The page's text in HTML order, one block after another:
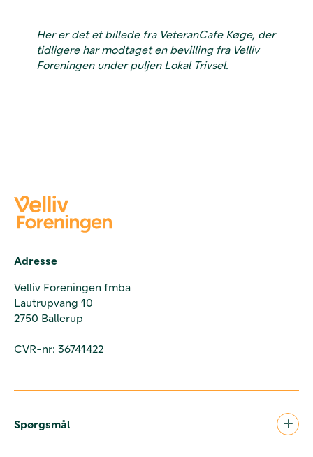
Her er det et billede fra VeteranCafe Køge, der
tidligere har modtaget en bevilling fra Velliv
Foreningen under puljen Lokal Trivsel.
Adresse
Velliv Foreningen fmba
Lautrupvang 10
2750 Ballerup
CVR-nr: 36741422
Spørgsmål